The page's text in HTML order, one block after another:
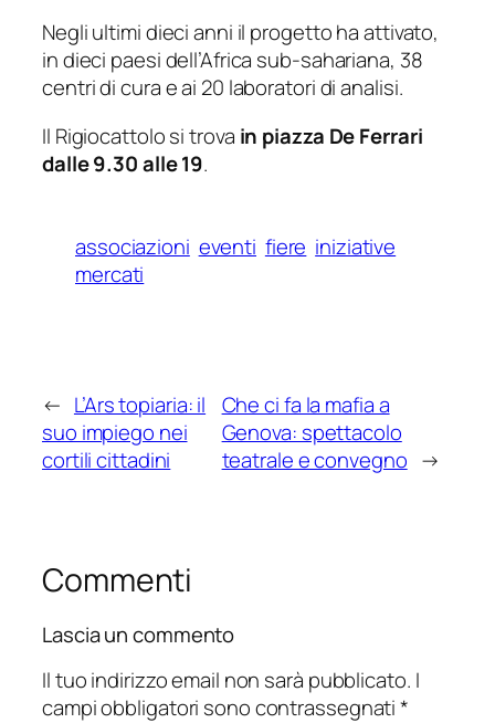
Negli ultimi dieci anni il progetto ha attivato,
in dieci paesi dell’Africa sub-sahariana, 38
centri di cura e ai 20 laboratori di analisi.
Il Rigiocattolo si trova in piazza De Ferrari
dalle 9.30 alle 19.
associazioni eventi fiere iniziative
mercati
← L’Ars topiaria: il
suo impiego nei
cortili cittadini
Che ci fa la mafia a
Genova: spettacolo
teatrale e convegno →
Commenti
Lascia un commento
Il tuo indirizzo email non sarà pubblicato. I
campi obbligatori sono contrassegnati*